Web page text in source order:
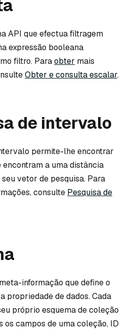
API que efectua filtragem
expressão booleana
filtro. Paraobter mais
Obter e consulta escalar.
de intervalo
permite-lhe encontrar
encontram a uma distância
vetor de pesquisa. Para
consulte Pesquisa de
informação que define o
propriedade de dados. Cada
próprio esquema de coleção
os campos de uma coleção, ID